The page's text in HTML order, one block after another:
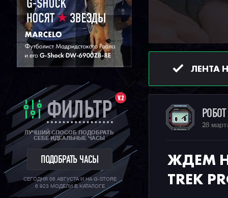
V.2
ФИЛЬТР
ЛУЧШИЙ СПОСОБ ПОДОБРАТЬ
СЕБЕ ИДЕАЛЬНЫЕ ЧАСЫ
ПОДОБРАТЬ ЧАСЫ
СЕГОДНЯ 06 АВГУСТА И НА G-STORE
6 923 МОДЕЛИ В КАТАЛОГЕ
ЛЕНТА
28
ЖДЕМ
TREK